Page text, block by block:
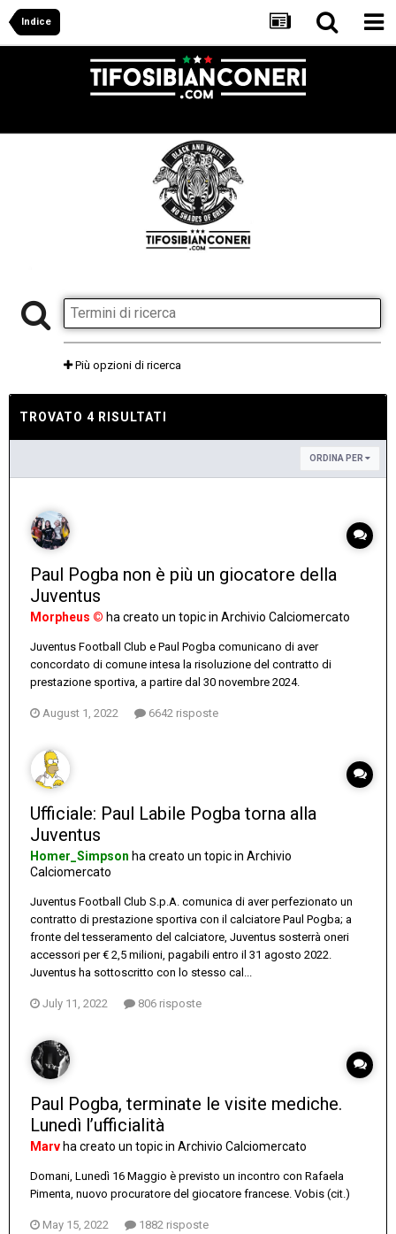
Indice
Più opzioni di ricerca
TROVATO 4 RISULTATI
ORDINA PER
Paul Pogba non è più un giocatore della
Juventus
Morpheus © ha creato un topic in Archivio Calciomercato
Juventus Football Club e Paul Pogba comunicano di aver
concordato di comune intesa la risoluzione del contratto di
prestazione sportiva, a partire dal 30 novembre 2024.
August 1, 2022 6642 risposte
Ufficiale: Paul Labile Pogba torna alla
Juventus
Homer_Simpson ha creato un topic in Archivio
Calciomercato
Juventus Football Club S.p.A. comunica di aver perfezionato un
contratto di prestazione sportiva con il calciatore Paul Pogba; a
fronte del tesseramento del calciatore, Juventus sosterrà oneri
accessori per € 2,5 milioni, pagabili entro il 31 agosto 2022.
Juventus ha sottoscritto con lo stesso cal...
July 11, 2022 806 risposte
Paul Pogba, terminate le visite mediche.
Lunedì l’ufficialità
Marv ha creato un topic in Archivio Calciomercato
Domani, Lunedì 16 Maggio è previsto un incontro con Rafaela
Pimenta, nuovo procuratore del giocatore francese. Vobis (cit.)
May 15, 2022 1882 risposte